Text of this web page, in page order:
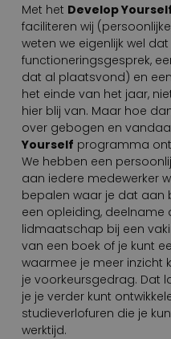
Met het Develop
faciliteren wij
weten we eigenlijk wel
functioneringsgesprek,
dat al plaatsvond) en
het einde van het jaar,
hier blij van. Maar hoe
over gebogen en
Yourself programma
We hebben een
aan iedere medewerker
bepalen waar je dat aan
een opleiding, deelname
lidmaatschap bij een
van een boek of je kunt
waarmee je meer inzicht
je voorkeursgedrag. Dat
je je verder kunt
studieverlofuren die je
werktijd.